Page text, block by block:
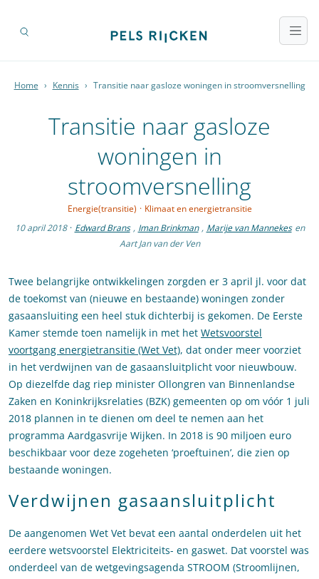
Home › Kennis › Transitie naar gasloze woningen in stroomversnelling
Transitie naar gasloze
woningen in
stroomversnelling
Energie(transitie) · Klimaat en energietransitie
10 april 2018 · Edward Brans , Iman Brinkman , Marije van Mannekes en
Aart Jan van der Ven
Twee belangrijke ontwikkelingen zorgden er 3 april jl. voor dat
de toekomst van (nieuwe en bestaande) woningen zonder
gasaansluiting een heel stuk dichterbij is gekomen. De Eerste
Kamer stemde toen namelijk in met het Wetsvoorstel
voortgang energietransitie (Wet Vet), dat onder meer voorziet
in het verdwijnen van de gasaansluitplicht voor nieuwbouw.
Op diezelfde dag riep minister Ollongren van Binnenlandse
Zaken en Koninkrijksrelaties (BZK) gemeenten op om vóór 1 juli
2018 plannen in te dienen om deel te nemen aan het
programma Aardgasvrije Wijken. In 2018 is 90 miljoen euro
beschikbaar voor deze zogeheten ‘proeftuinen’, die zien op
bestaande woningen.
Verdwijnen gasaansluitplicht
De aangenomen Wet Vet bevat een aantal onderdelen uit het
eerdere wetsvoorstel Elektriciteits- en gaswet. Dat voorstel was
onderdeel van de wetgevingsagenda STROOM (Stroomlijnen,